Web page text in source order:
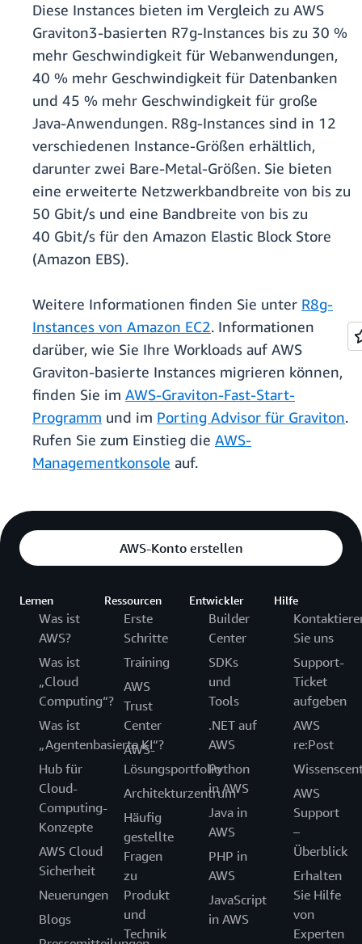
Diese Instances bieten im Vergleich zu AWS
Graviton3-basierten R7g-Instances bis zu 30 %
mehr Geschwindigkeit für Webanwendungen,
40 % mehr Geschwindigkeit für Datenbanken
und 45 % mehr Geschwindigkeit für große
Java-Anwendungen. R8g-Instances sind in 12
verschiedenen Instance-Größen erhältlich,
darunter zwei Bare-Metal-Größen. Sie bieten
eine erweiterte Netzwerkbandbreite von bis zu
50 Gbit/s und eine Bandbreite von bis zu
40 Gbit/s für den Amazon Elastic Block Store
(Amazon EBS).
Weitere Informationen finden Sie unter R8g-
Instances von Amazon EC2. Informationen
darüber, wie Sie Ihre Workloads auf AWS
Graviton-basierte Instances migrieren können,
finden Sie im AWS-Graviton-Fast-Start-
Programm und im Porting Advisor für Graviton.
Rufen Sie zum Einstieg die AWS-
Managementkonsole auf.
AWS-Konto erstellen
Lernen
Was ist
AWS?
Was ist
„Cloud
Computing“?
Was ist
„Agentenbasierte KI“?
Hub für
Cloud-
Computing-
Konzepte
AWS Cloud
Sicherheit
Neuerungen
Blogs
Ressourcen
Erste
Schritte
Training
AWS
Trust
Center
AWS-
Lösungsportfolio
Architekturzentrum
Häufig
gestellte
Fragen
zu
Produkt
und
Technik
Entwickler
Builder
Center
SDKs
und
Tools
.NET auf
AWS
Python
in AWS
Java in
AWS
PHP in
AWS
JavaScript
in AWS
Hilfe
Sie uns
Support-
Ticket
aufgeben
AWS
re:Post
AWS
Support
–
Überblick
Erhalten
Sie Hilfe
von
Experten